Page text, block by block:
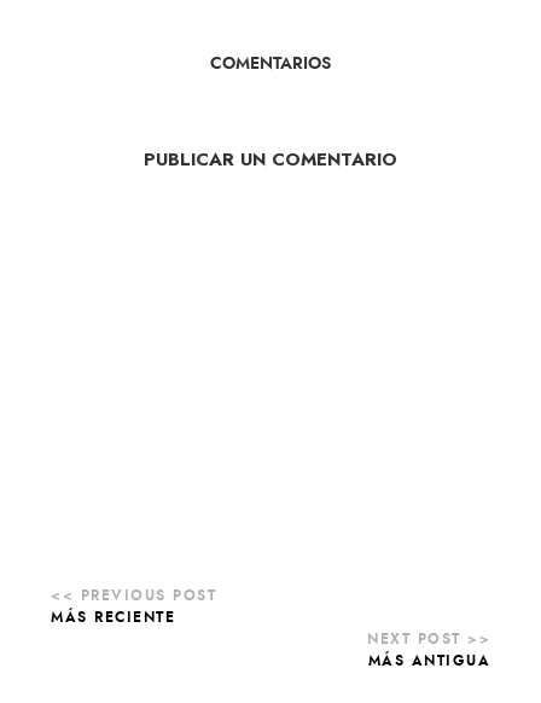
COMENTARIOS
PUBLICAR UN COMENTARIO
MÁS RECIENTE
MÁS ANTIGUA